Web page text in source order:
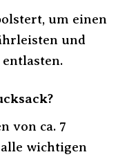
um einen
und
entlasten.
von ca. 7
wichtigen